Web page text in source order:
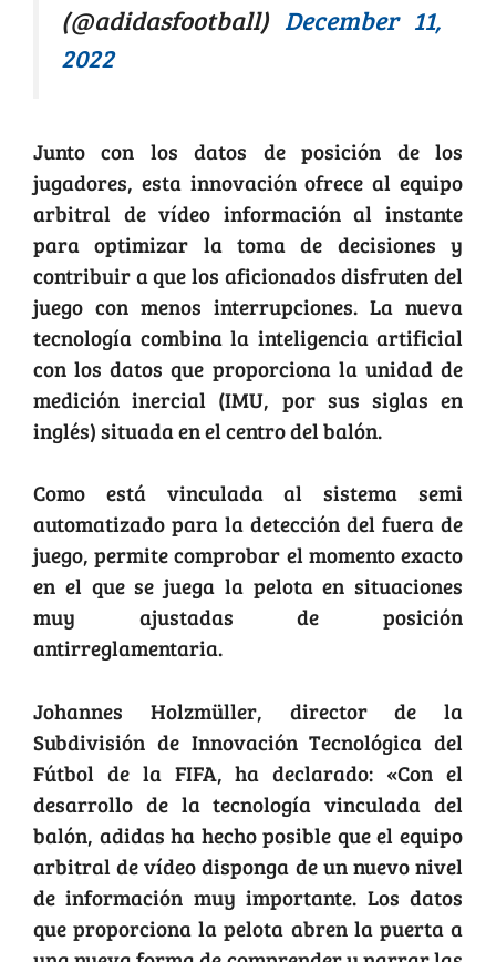
(@adidasfootball) December 11,
2022
Junto con los datos de posición de los
jugadores, esta innovación ofrece al equipo
arbitral de vídeo información al instante
para optimizar la toma de decisiones y
contribuir a que los aficionados disfruten del
juego con menos interrupciones. La nueva
tecnología combina la inteligencia artificial
con los datos que proporciona la unidad de
medición inercial (IMU, por sus siglas en
inglés) situada en el centro del balón.
Como está vinculada al sistema semi
automatizado para la detección del fuera de
juego, permite comprobar el momento exacto
en el que se juega la pelota en situaciones
muy ajustadas de posición
antirreglamentaria.
Johannes Holzmüller, director de la
Subdivisión de Innovación Tecnológica del
Fútbol de la FIFA, ha declarado: «Con el
desarrollo de la tecnología vinculada del
balón, adidas ha hecho posible que el equipo
arbitral de vídeo disponga de un nuevo nivel
de información muy importante. Los datos
que proporciona la pelota abren la puerta a